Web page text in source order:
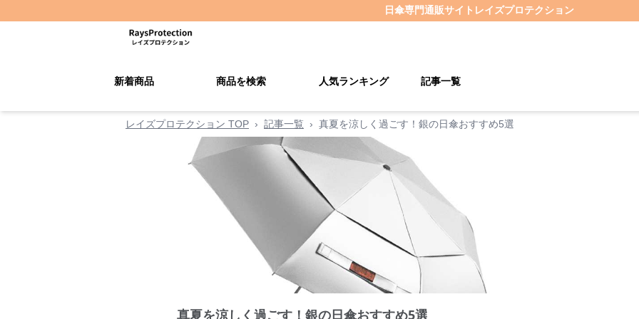
日傘専門通販サイト レイズプロテクション
新着商品 商品を検索 人気ランキング 記事一覧
レイズプロテクション TOP › 記事一覧 › 真夏を涼しく過ごす！銀の日傘おすすめ5選
真夏を涼しく過ごす！銀の日傘おすすめ5選